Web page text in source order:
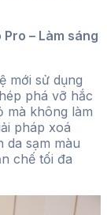
– Làm sáng
mới sử dụng
phá vỡ hắc
mà không làm
pháp xoá
da sạm màu
chế tối đa